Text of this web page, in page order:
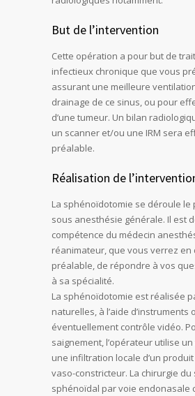
But de l’intervention
Cette opération a pour but de
infectieux chronique que vous
assurant une meilleure
drainage de ce sinus, ou pour
d’une tumeur. Un bilan
un scanner et/ou une IRM sera
préalable.
Réalisation de
La sphénoïdotomie se déroule le
sous anesthésie générale. Il est
compétence du médecin
réanimateur, que vous verrez en
préalable, de répondre à vos
à sa spécialité.
La sphénoïdotomie est réalisée
naturelles, à l’aide d’instruments
éventuellement contrôle vidéo.
saignement, l’opérateur utilise
une infiltration locale d’un
vaso-constricteur. La chirurgie du
sphénoïdal par voie endonasale